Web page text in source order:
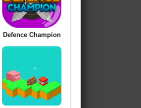
Defence Champion